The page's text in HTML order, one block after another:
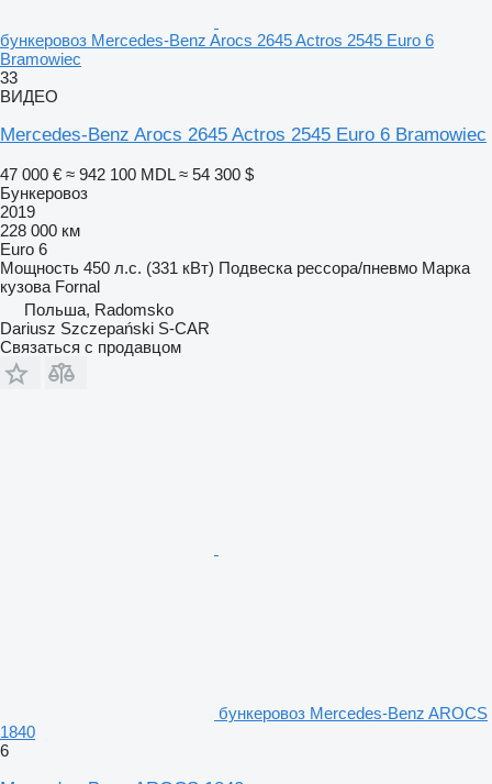
бункеровоз Mercedes-Benz Arocs 2645 Actros 2545 Euro 6
Bramowiec
33
ВИДЕО
Mercedes-Benz Arocs 2645 Actros 2545 Euro 6 Bramowiec
47 000 € ≈ 942 100 MDL ≈ 54 300 $
Бункеровоз
2019
228 000 км
Euro 6
Мощность 450 л.с. (331 кВт) Подвеска рессора/пневмо Марка
кузова Fornal
Польша, Radomsko
Dariusz Szczepański S-CAR
Связаться с продавцом
бункеровоз Mercedes-Benz AROCS
1840
6